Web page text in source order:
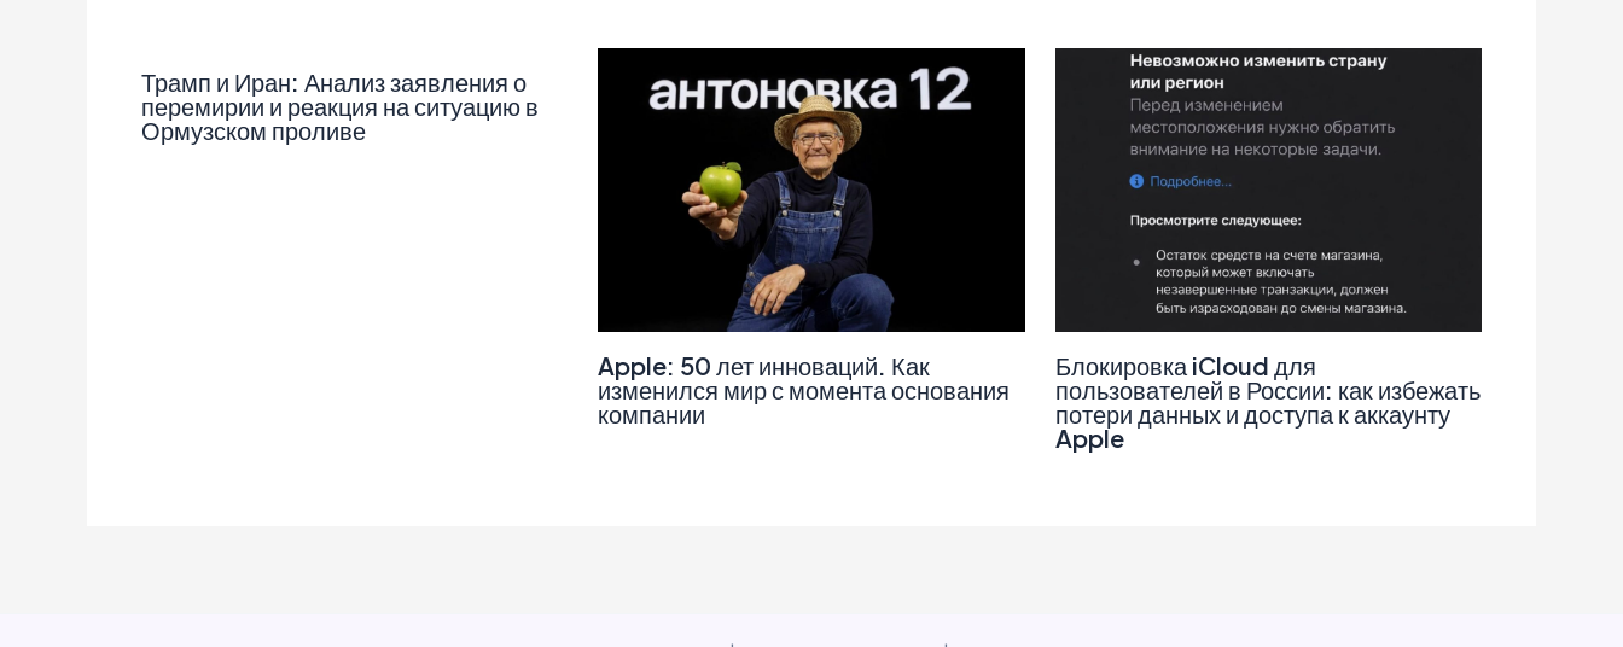
Трамп и Иран: Анализ заявления о
перемирии и реакция на ситуацию в
Ормузском проливе
Apple: 50 лет инноваций. Как
изменился мир с момента основания
компании
Блокировка iCloud для
пользователей в России: как избежать
потери данных и доступа к аккаунту
Apple